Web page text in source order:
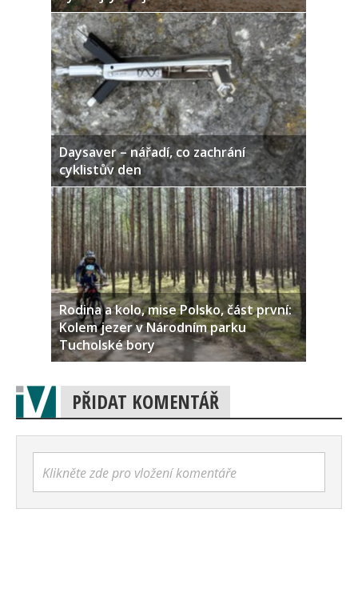
Daysaver – nářadí, co zachrání
cyklistův den
Rodina a kolo, mise Polsko, část první:
Kolem jezer v Národním parku
Tucholské bory
PŘIDAT KOMENTÁŘ
Klikněte zde pro vložení komentáře